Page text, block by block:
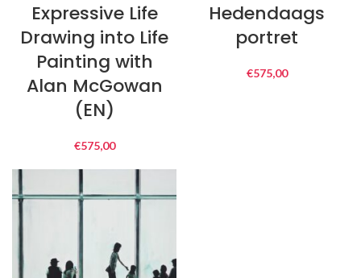
Expressive Life
Drawing into Life
Painting with
Alan McGowan
(EN)
€575,00
Hedendaags
portret
€575,00